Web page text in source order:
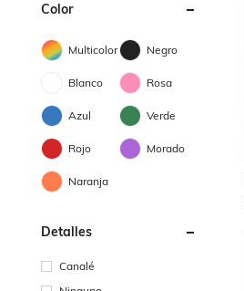
Color
Multicolor Negro
Blanco Rosa
Azul Verde
Rojo Morado
Naranja
Detalles
Canalé